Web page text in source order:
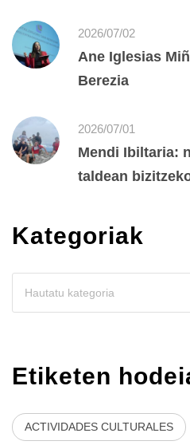
2026/07/02
Ane Iglesias
Berezia
2026/07/01
Mendi Ibiltaria:
taldean
Kategoriak
Etiketen
ACTIVIDADES CULTURALES